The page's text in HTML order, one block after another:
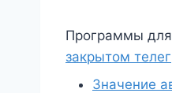
Программы
закрытом
Значение